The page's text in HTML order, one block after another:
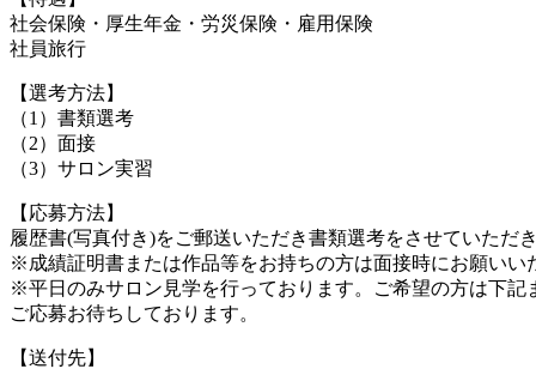
社会保険・厚生年金・労災保険・雇用保険
社員旅行
【選考方法】
（1）書類選考
（2）面接
（3）サロン実習
【応募方法】
履歴書(写真付き)をご郵送いただき書類選考をさせていただき
※成績証明書または作品等をお持ちの方は面接時にお願いい
※平日のみサロン見学を行っております。ご希望の方は下記
ご応募お待ちしております。
【送付先】